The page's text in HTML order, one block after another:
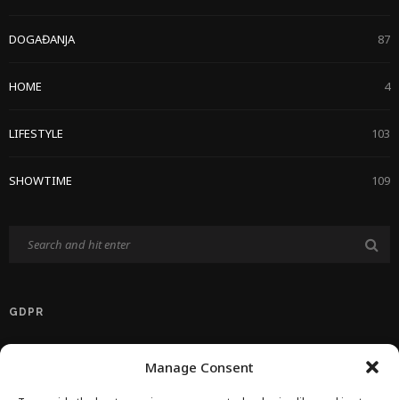
Manage Consent
DOGAĐANJA 87
HOME 4
LIFESTYLE 103
SHOWTIME 109
GDPR